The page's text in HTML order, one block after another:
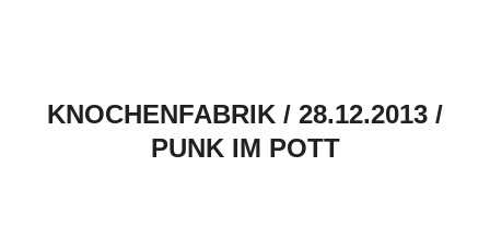
KNOCHENFABRIK / 28.12.2013 /
PUNK IM POTT